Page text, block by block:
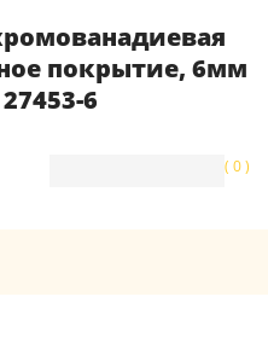
покрытие, 6мм
6
( 0 )